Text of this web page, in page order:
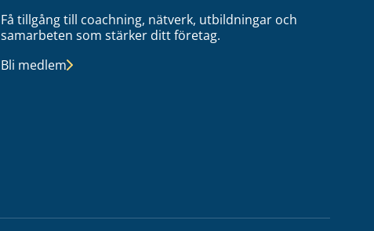
Få tillgång till coachning, nätverk, utbildningar och
samarbeten som stärker ditt företag.
Bli medlem